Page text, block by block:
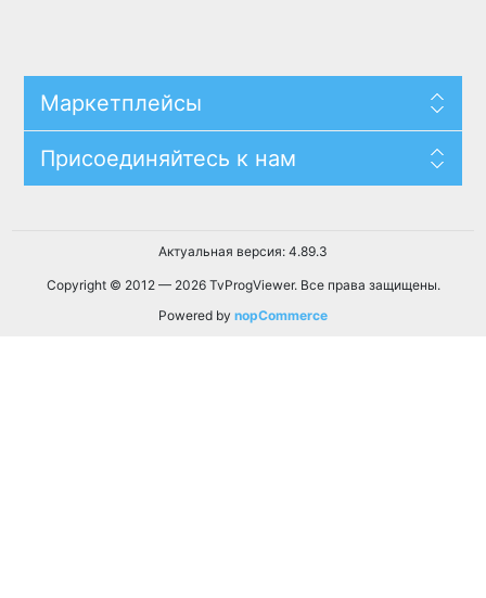
Маркетплейсы
Присоединяйтесь к нам
Актуальная версия: 4.89.3
Copyright © 2012 — 2026 TvProgViewer. Все права защищены.
Powered by nopCommerce